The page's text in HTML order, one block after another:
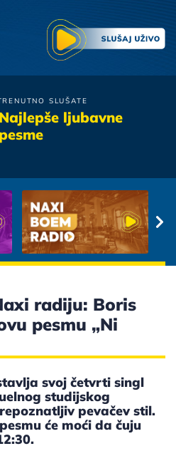
SLUŠATE
Najlepše ljubavne
pesme
Sergej Cetkovic
Pola Moga Svijeta
radiju: Boris
pesmu „Ni
svoj četvrti singl
studijskog
pevačev stil.
će moći da čuju